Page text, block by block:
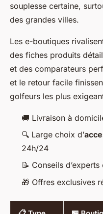
souplesse certaine,
des grandes villes.
Les e-boutiques
des fiches produits
et des comparateurs
et le retour facile
golfeurs les plus
🚚 Livraison à
🔍 Large choix d’
24h/24
📝 Conseils
🎁 Offres exclusives